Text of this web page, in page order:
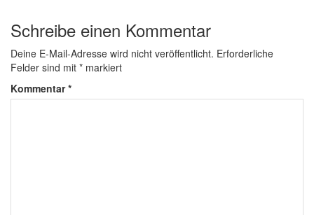
Schreibe einen Kommentar
Deine E-Mail-Adresse wird nicht veröffentlicht. Erforderliche
Felder sind mit * markiert
Kommentar*